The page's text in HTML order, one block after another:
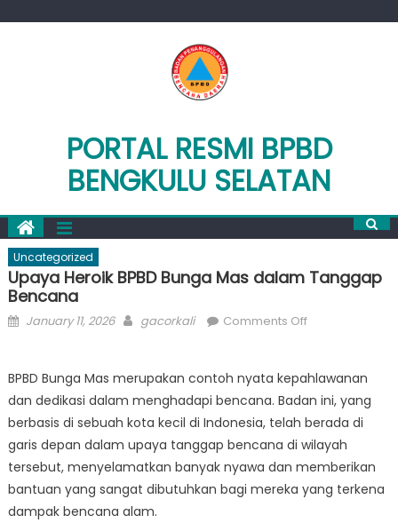
PORTAL RESMI BPBD
BENGKULU SELATAN
Uncategorized
Upaya Heroik BPBD Bunga Mas dalam Tanggap
Bencana
Posted
January 11, 2026 Author
gacorkali Comments Offon
BPBD
Bunga
Mas
dalam
Tanggap
Bencana
BPBD Bunga Mas merupakan contoh nyata kepahlawanan
dan dedikasi dalam menghadapi bencana. Badan ini, yang
berbasis di sebuah kota kecil di Indonesia, telah berada di
garis depan dalam upaya tanggap bencana di wilayah
tersebut, menyelamatkan banyak nyawa dan memberikan
bantuan yang sangat dibutuhkan bagi mereka yang terkena
dampak bencana alam.